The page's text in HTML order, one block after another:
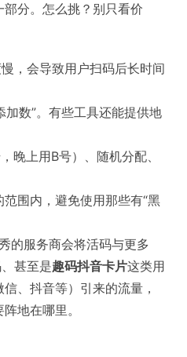
分。怎么挑？别只看价
，会导致用户扫码后长时间
加数”。有些工具还能提供地
晚上用B号）、随机分配、
围内，避免使用那些有“黑
的服务商会将活码与更多
甚至是趣码抖音卡片这类用
、抖音等）引来的流量，
地在哪里。